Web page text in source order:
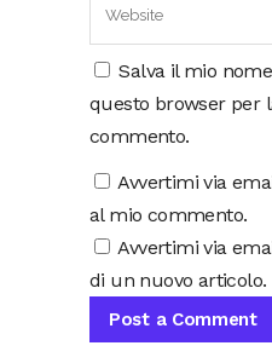
Salva il mio
questo browser per
commento.
Avvertimi via
al mio commento.
Avvertimi via
di un nuovo articolo.